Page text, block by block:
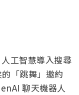
工智慧導入搜尋
「跳舞」邀約
聊天機器人